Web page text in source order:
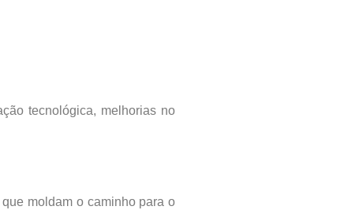
tecnológica, melhorias no
moldam o caminho para o